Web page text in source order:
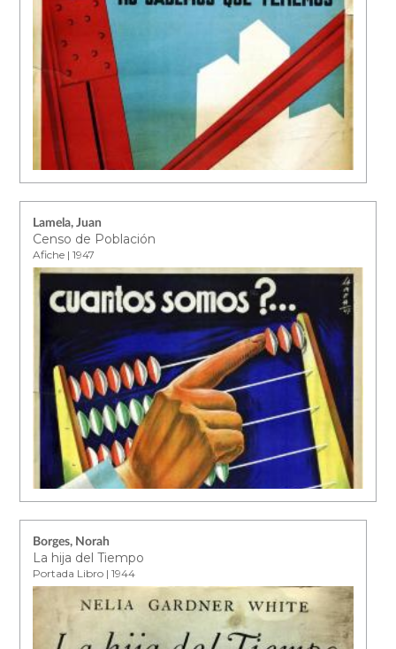
Lamela, Juan
Censo de Población
Afiche | 1947
Borges, Norah
La hija del Tiempo
Portada Libro | 1944